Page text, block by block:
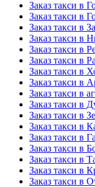
Заказ такси в
Заказ такси в
Заказ такси в
Заказ такси в
Заказ такси в
Заказ такси в
Заказ такси в
Заказ такси в
Заказ такси в
Заказ такси в
Заказ такси в
Заказ такси в
Заказ такси в
Заказ такси в
Заказ такси в
Заказ такси в
Заказ такси в